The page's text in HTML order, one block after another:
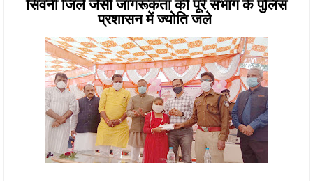
सिवनी जिले जैसी जागरूकता की पूरे संभाग के पुलिस
प्रशासन में ज्योति जले